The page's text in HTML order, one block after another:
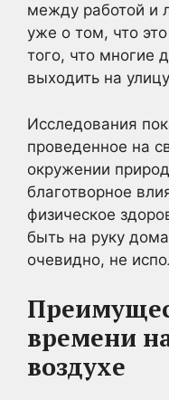
между работой и
уже о том, что
того, что многие
выходить на
Исследования
проведенное на
окружении
благотворное
физическое
быть на руку
очевидно, не
времени
воздухе